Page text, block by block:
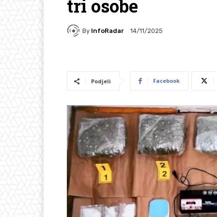
tri osobe
By InfoRadar 14/11/2025
Podjeli Facebook